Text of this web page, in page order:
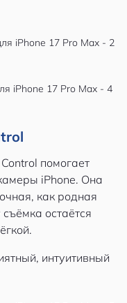
помогает
iPhone. Она
как родная
остаётся
интуитивный